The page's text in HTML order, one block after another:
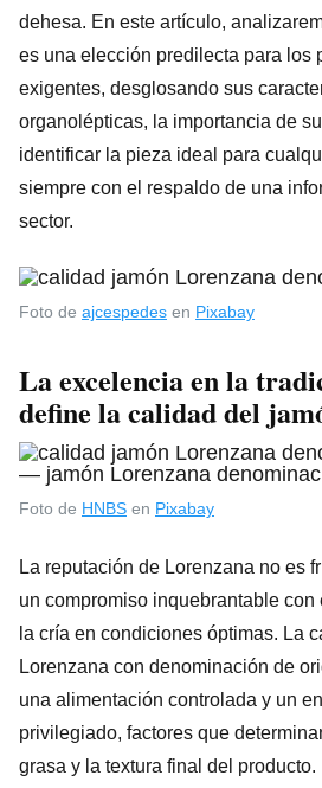
dehesa. En este artículo,
es una elección predilecta para los
exigentes, desglosando sus
organolépticas, la importancia de
identificar la pieza ideal para
siempre con el respaldo de una
sector.
Foto de ajcespedes en Pixabay
La excelencia en la
define la calidad del
Foto de HNBS en Pixabay
La reputación de Lorenzana no es
un compromiso inquebrantable
la cría en condiciones óptimas. La
Lorenzana con denominación de
una alimentación controlada y un
privilegiado, factores que
grasa y la textura final del